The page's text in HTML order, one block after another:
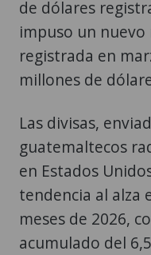
de dólares
impuso un
registrada en
millones de
Las divisas,
guatemaltecos
en Estados
tendencia al alza
meses de 2026,
acumulado del